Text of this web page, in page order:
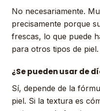
No necesariamente.
precisamente porque
frescas, lo que puede
para otros tipos de piel.
¿Se pueden usar de
Sí, depende de la
piel. Si la textura es